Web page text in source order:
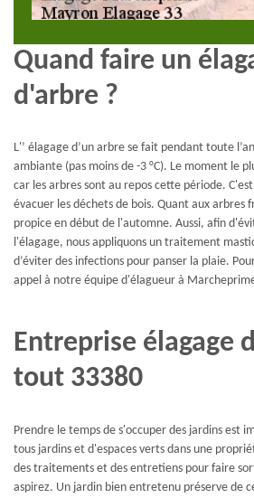
Quand faire un
d'arbre ?
L'’ élagage d’un arbre se fait pendant toute
ambiante (pas moins de -3 °C). Le moment le
car les arbres sont au repos cette période.
évacuer les déchets de bois. Quant aux arbres
propice en début de l'automne. Aussi, afin
l'élagage, nous appliquons un traitement
d’éviter des infections pour panser la plaie.
appel à notre équipe d'élagueur à
Entreprise élagage
tout 33380
Prendre le temps de s'occuper des jardins est
tous jardins et d'espaces verts dans une
des traitements et des entretiens pour faire
aspirez. Un jardin bien entretenu préserve de